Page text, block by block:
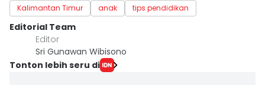
Kalimantan Timur anak tips pendidikan
Editorial Team
Editor
Sri Gunawan Wibisono
Tonton lebih seru di